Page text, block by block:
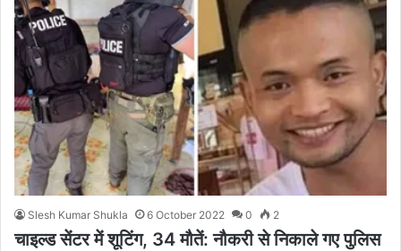
Slesh Kumar Shukla 6 October 2022 0 2
चाइल्ड सेंटर में शूटिंग, 34 मौतें: नौकरी से निकाले गए पुलिस